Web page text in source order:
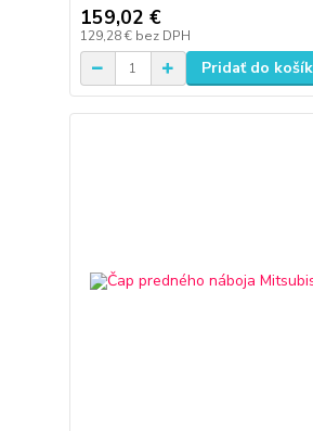
159,02 €
129,28 € bez DPH
Pridať do